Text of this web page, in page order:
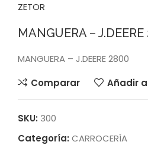
ZETOR
MANGUERA –
MANGUERA – J.DEERE 2800
Comparar
Añadir
SKU: 300
Categoría: CARROCERÍA